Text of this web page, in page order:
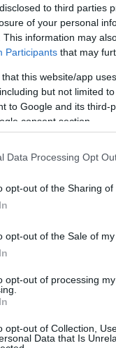
to third parties
of your personal
This information may
Participants that may
that this website/app
but not limited
to Google and its
consent section.
Data Processing Opt
opt-out of the Sharing of
opt-out of the Sale of my
opt-out of processing
opt-out of Collection,
Data that Is
Még
oldalonaz
minden
vagy más
Sőt, azzal
személyesebb
kövessétek az
egyéb írásaimat
és
csak a betegek